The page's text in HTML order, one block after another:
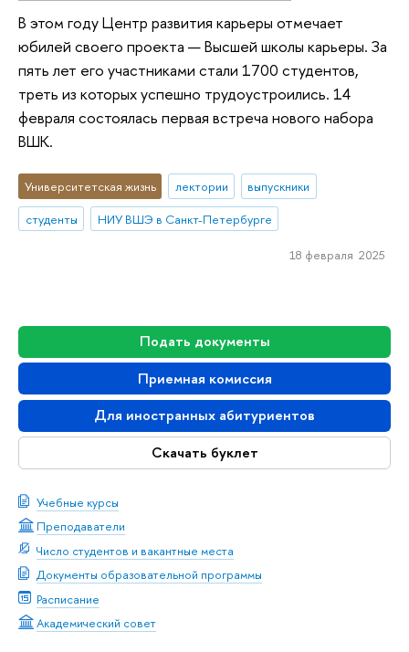
Подать документы
Приемная комиссия
Для иностранных абитуриентов
Скачать буклет
Учебные курсы
Преподаватели
Число студентов и вакантные места
Документы образовательной программы
Расписание
Академический совет
В этом году Центр развития карьеры отмечает
юбилей своего проекта — Высшей школы карьеры. За
пять лет его участниками стали 1700 студентов,
треть из которых успешно трудоустроились. 14
февраля состоялась первая встреча нового набора
ВШК.
Университетская жизнь лектории
выпускники
студенты
НИУ ВШЭ в Санкт-Петербурге
18 февраля 2025